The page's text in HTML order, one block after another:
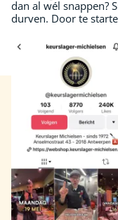
dan al wél snappen?
durven. Door te